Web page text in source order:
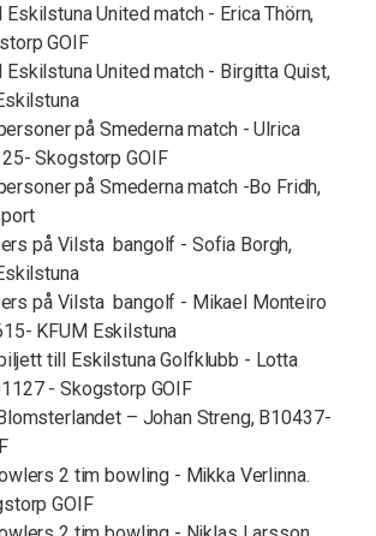
United match - Erica Thörn,
GOIF
United match - Birgitta Quist,
på Smederna match - Ulrica
Skogstorp GOIF
på Smederna match -Bo Fridh,
på Vilsta bangolf - Sofia Borgh,
på Vilsta bangolf - Mikael Monteiro
KFUM Eskilstuna
till Eskilstuna Golfklubb - Lotta
- Skogstorp GOIF
– Johan Streng, B10437-
2 tim bowling - Mikka Verlinna.
GOIF